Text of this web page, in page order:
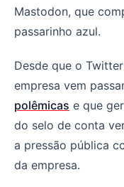
Mastodon, que
passarinho azul.
Desde que o
empresa vem
polêmicas e que
do selo de conta
a pressão pública
da empresa.